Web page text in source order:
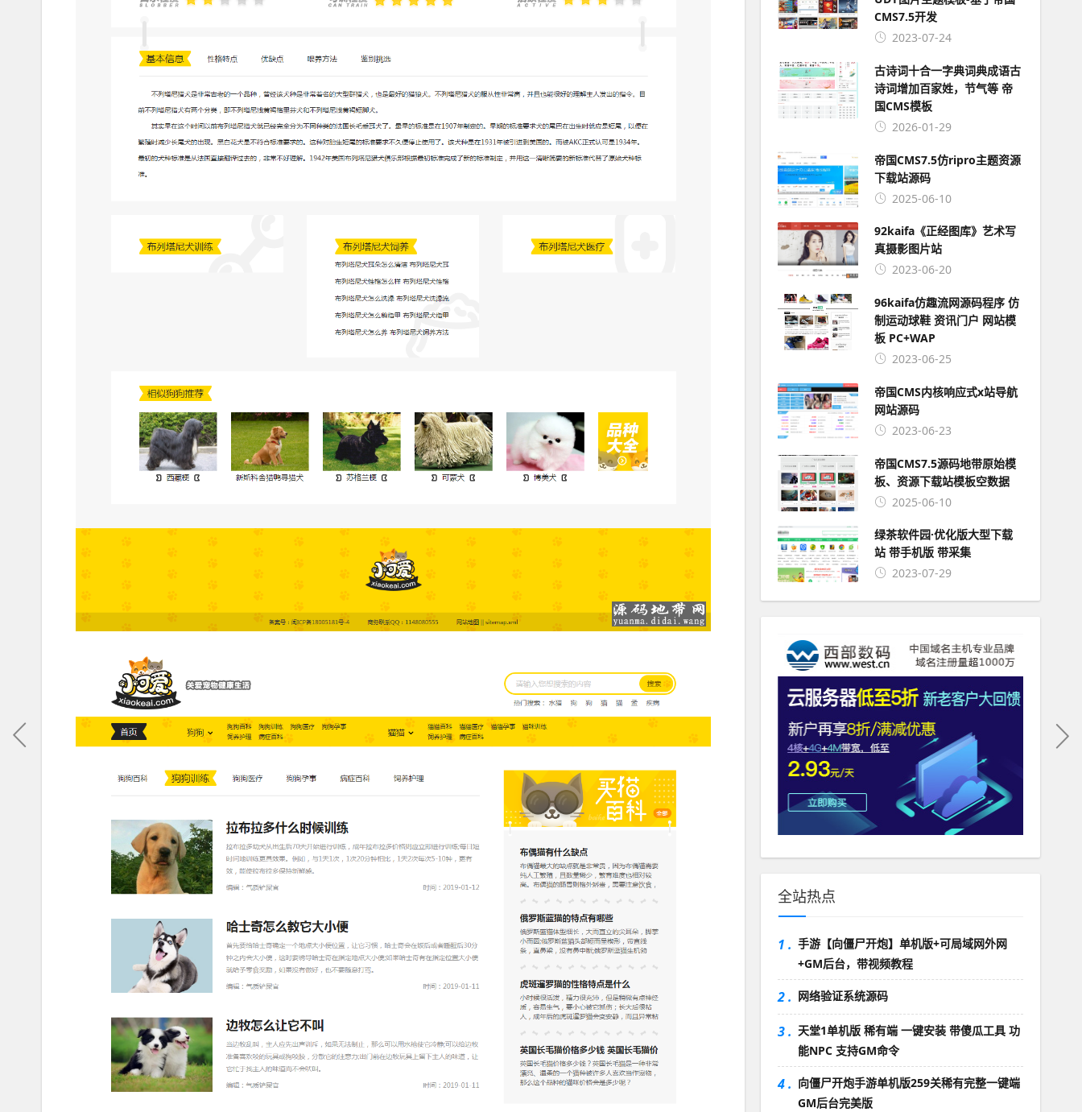
CMS7.5开发
2023-07-24
古诗词十合一字典词典成语古
诗词增加百家姓，节气等 帝
国CMS模板
2026-01-29
帝国CMS7.5仿ripro主题资源
下载站源码
2025-06-10
92kaifa《正经图库》艺术写
真摄影图片站
2023-06-20
96kaifa仿趣流网源码程序 仿
制运动球鞋 资讯门户 网站模
板 PC+WAP
2023-06-25
帝国CMS内核响应式x站导航
网站源码
2023-06-23
帝国CMS7.5源码地带原始模
板、资源下载站模板空数据
2025-06-10
绿茶软件园·优化版大型下载
站 带手机版 带采集
2023-07-29
全站热点
1 . 手游【向僵尸开炮】单机版+可局域网外网
+GM后台，带视频教程
2 . 网络验证系统源码
3 . 天堂1单机版 稀有端 一键安装 带傻瓜工具 功
能NPC 支持GM命令
4 . 向僵尸开炮手游单机版259关稀有完整一键端
GM后台完美版